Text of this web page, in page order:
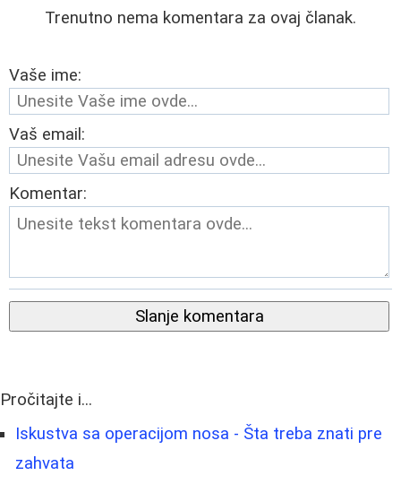
Trenutno nema komentara za ovaj članak.
Vaše ime:
Vaš email:
Komentar:
Slanje komentara
Pročitajte i...
Iskustva sa operacijom nosa - Šta treba znati pre
zahvata